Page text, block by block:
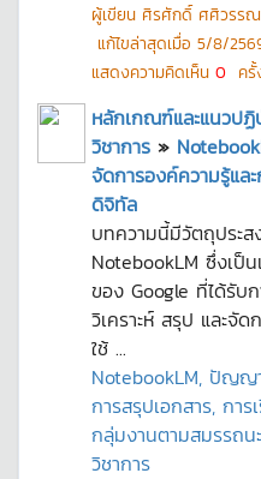
ผู้เขียน ศิรศักดิ์ ศศิวรร
แก้ไขล่าสุดเมื่อ 5/8/
แสดงความคิดเห็น 0 ครั้
หลักเกณฑ์และแนวปฏิ
วิชาการ »
จัดการองค์ความรู้แล
ดิจิทัล
บทความนี้มีวัตถุประส
NotebookLM ซึ่งเ
ของ Google ที่ได้รับ
วิเคราะห์ สรุป และจั
ใช้ ...
NotebookLM, ปัญญ
การสรุปเอกสาร, กา
กลุ่มงานตามสมรรถน
วิชาการ